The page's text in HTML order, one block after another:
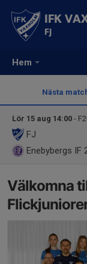
Hem
IFK
FJ
Nästa
Lör 15 aug 14:00 -
FJ
Enebybergs IF
Välkomna